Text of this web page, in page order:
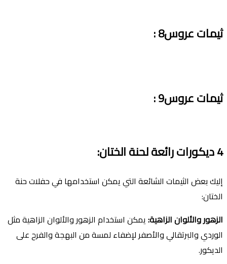
ثيمات عروس8 :
ثيمات عروس9 :
4ديكورات رائعة لحنة الختان:
إليك بعض الثيمات الشائعة التي يمكن استخدامها في حفلات حنة
الختان:
الزهور والألوان الزاهية: يمكن استخدام الزهور والألوان الزاهية مثل
الوردي والبرتقالي والأصفر لإضفاء لمسة من البهجة والفرح على
الديكور.